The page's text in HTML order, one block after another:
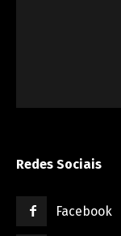
Redes Sociais
Facebook